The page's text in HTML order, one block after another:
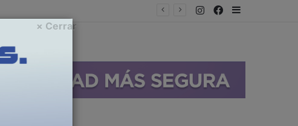
Facebook
Instagram
× Cerrar